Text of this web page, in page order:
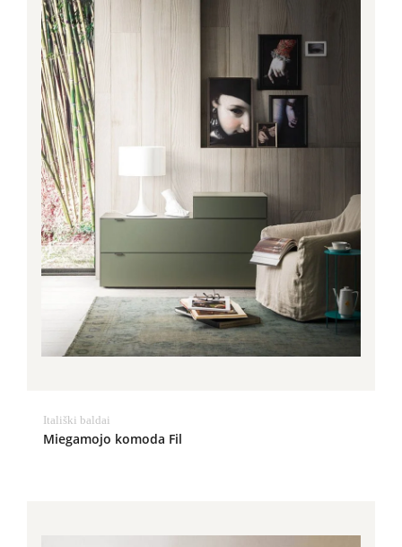
Itališki baldai
Miegamojo komoda Fil